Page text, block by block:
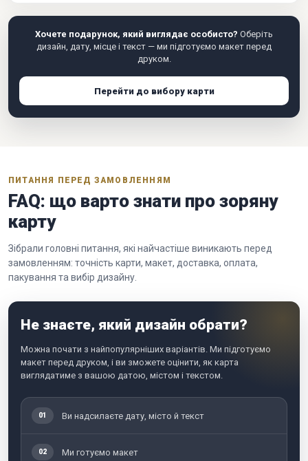
Хочете подарунок, який виглядає особисто? Оберіть
дизайн, дату, місце і текст — ми підготуємо макет перед
друком.
Перейти до вибору карти
ПИТАННЯ ПЕРЕД ЗАМОВЛЕННЯМ
FAQ: що варто знати про зоряну
карту
Зібрали головні питання, які найчастіше виникають перед
замовленням: точність карти, макет, доставка, оплата,
пакування та вибір дизайну.
Не знаєте, який дизайн обрати?
Можна почати з найпопулярніших варіантів. Ми підготуємо
макет перед друком, і ви зможете оцінити, як карта
виглядатиме з вашою датою, містом і текстом.
01 Ви надсилаєте дату, місто й текст
02 Ми готуємо макет